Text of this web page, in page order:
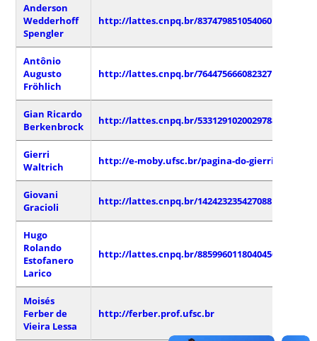
Anderson
Wedderhoff
Spengler
http://lattes.cnpq.br/8374798510540601
Antônio
Augusto
Fröhlich
http://lattes.cnpq.br/7644756660823271
Gian Ricardo
Berkenbrock
http://lattes.cnpq.br/5331291020029788
Gierri
Waltrich
http://e-moby.ufsc.br/pagina-do-gierri/
Giovani
Gracioli
http://lattes.cnpq.br/1424232354270881
Hugo
Rolando
Estofanero
Larico
http://lattes.cnpq.br/8859960118040456
Moisés
Ferber de
Vieira Lessa
http://ferber.prof.ufsc.br